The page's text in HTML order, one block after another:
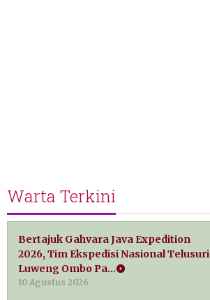
Warta Terkini
Bertajuk Gahvara Java Expedition
2026, Tim Ekspedisi Nasional Telusuri
Luweng Ombo Pa…
10 Agustus 2026